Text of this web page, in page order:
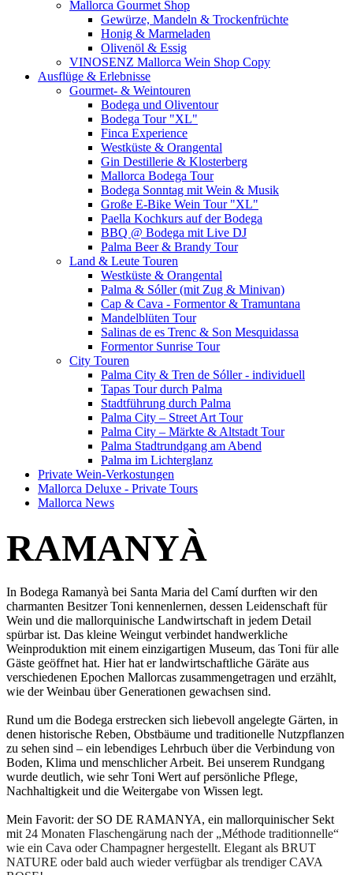
Mallorca Gourmet Shop
Gewürze, Mandeln & Trockenfrüchte
Honig & Marmeladen
Olivenöl & Essig
VINOSENZ Mallorca Wein Shop Copy
Ausflüge & Erlebnisse
Gourmet- & Weintouren
Bodega und Oliventour
Bodega Tour "XL"
Finca Experience
Westküste & Orangental
Gin Destillerie & Klosterberg
Mallorca Bodega Tour
Bodega Sonntag mit Wein & Musik
Große E-Bike Wein Tour "XL"
Paella Kochkurs auf der Bodega
BBQ @ Bodega mit Live DJ
Palma Beer & Brandy Tour
Land & Leute Touren
Westküste & Orangental
Palma & Sóller (mit Zug & Minivan)
Cap & Cava - Formentor & Tramuntana
Mandelblüten Tour
Salinas de es Trenc & Son Mesquidassa
Formentor Sunrise Tour
City Touren
Palma City & Tren de Sóller - individuell
Tapas Tour durch Palma
Stadtführung durch Palma
Palma City – Street Art Tour
Palma City – Märkte & Altstadt Tour
Palma Stadtrundgang am Abend
Palma im Lichterglanz
Private Wein-Verkostungen
Mallorca Deluxe - Private Tours
Mallorca News
RAMANYÀ
In Bodega Ramanyà bei Santa Maria del Camí durften wir den
charmanten Besitzer Toni kennenlernen, dessen Leidenschaft für
Wein und die mallorquinische Landwirtschaft in jedem Detail
spürbar ist. Das kleine Weingut verbindet handwerkliche
Weinproduktion mit einem einzigartigen Museum, das Toni für alle
Gäste geöffnet hat. Hier hat er landwirtschaftliche Gäräte aus
verschiedenen Epochen Mallorcas zusammengetragen und erzählt,
wie der Weinbau über Generationen gewachsen sind.
Rund um die Bodega erstrecken sich liebevoll angelegte Gärten, in
denen historische Reben, Obstbäume und traditionelle Nutzpflanzen
zu sehen sind – ein lebendiges Lehrbuch über die Verbindung von
Boden, Klima und menschlicher Arbeit. Bei unserem Rundgang
wurde deutlich, wie sehr Toni Wert auf persönliche Pflege,
Nachhaltigkeit und die Weitergabe von Wissen legt.
Mein Favorit: der SO DE RAMANYA, ein mallorquinischer Sekt
mit 24 Monaten Flaschengärung nach der „Méthode traditionnelle“
wie ein Cava oder Champagner hergestellt. Elegant als BRUT
NATURE oder bald auch wieder verfügbar als trendiger CAVA